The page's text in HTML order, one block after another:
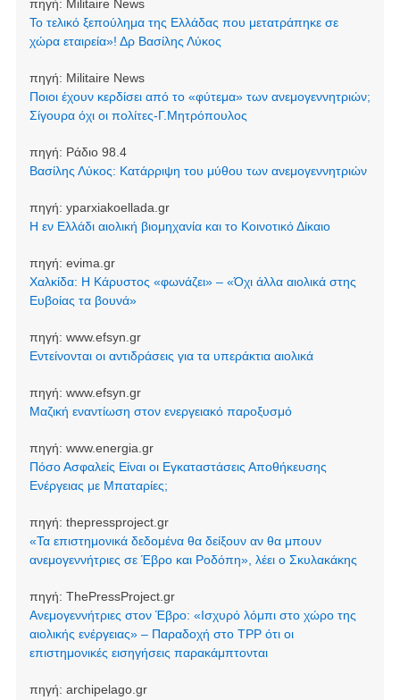
πηγή: Militaire News
Το τελικό ξεπούλημα της Ελλάδας που μετατράπηκε σε
χώρα εταιρεία»! Δρ Βασίλης Λύκος
πηγή: Militaire News
Ποιοι έχουν κερδίσει από το «φύτεμα» των ανεμογεννητριών;
Σίγουρα όχι οι πολίτες-Γ.Μητρόπουλος
πηγή: Ράδιο 98.4
Βασίλης Λύκος: Κατάρριψη του μύθου των ανεμογεννητριών
πηγή: yparxiakoellada.gr
Η εν Ελλάδι αιολική βιομηχανία και το Κοινοτικό Δίκαιο
πηγή: evima.gr
Χαλκίδα: Η Κάρυστος «φωνάζει» – «Όχι άλλα αιολικά στης
Ευβοίας τα βουνά»
πηγή: www.efsyn.gr
Εντείνονται οι αντιδράσεις για τα υπεράκτια αιολικά
πηγή: www.efsyn.gr
Μαζική εναντίωση στον ενεργειακό παροξυσμό
πηγή: www.energia.gr
Πόσο Ασφαλείς Είναι οι Εγκαταστάσεις Αποθήκευσης
Ενέργειας με Μπαταρίες;
πηγή: thepressproject.gr
«Τα επιστημονικά δεδομένα θα δείξουν αν θα μπουν
ανεμογεννήτριες σε Έβρο και Ροδόπη», λέει ο Σκυλακάκης
πηγή: ThePressProject.gr
Ανεμογεννήτριες στον Έβρο: «Ισχυρό λόμπι στο χώρο της
αιολικής ενέργειας» – Παραδοχή στο TPP ότι οι
επιστημονικές εισηγήσεις παρακάμπτονται
πηγή: archipelago.gr